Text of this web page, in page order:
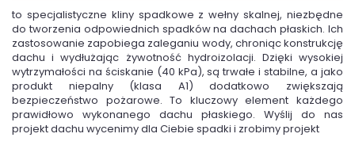
to specjalistyczne kliny spadkowe z wełny skalnej, niezbędne
do tworzenia odpowiednich spadków na dachach płaskich. Ich
zastosowanie zapobiega zaleganiu wody, chroniąc konstrukcję
dachu i wydłużając żywotność hydroizolacji. Dzięki wysokiej
wytrzymałości na ściskanie (40 kPa), są trwałe i stabilne, a jako
produkt niepalny (klasa A1) dodatkowo zwiększają
bezpieczeństwo pożarowe. To kluczowy element każdego
prawidłowo wykonanego dachu płaskiego. Wyślij do nas
projekt dachu wycenimy dla Ciebie spadki i zrobimy projekt